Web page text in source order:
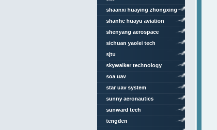
shaanxi huaying zhongxing
aviation technology
shanhe huayu aviation
shenyang aerospace
university
sichuan yaolei tech
sjtu
skywalker technology
soa uav
star uav system
sunny aeronautics
sunward tech
tengden